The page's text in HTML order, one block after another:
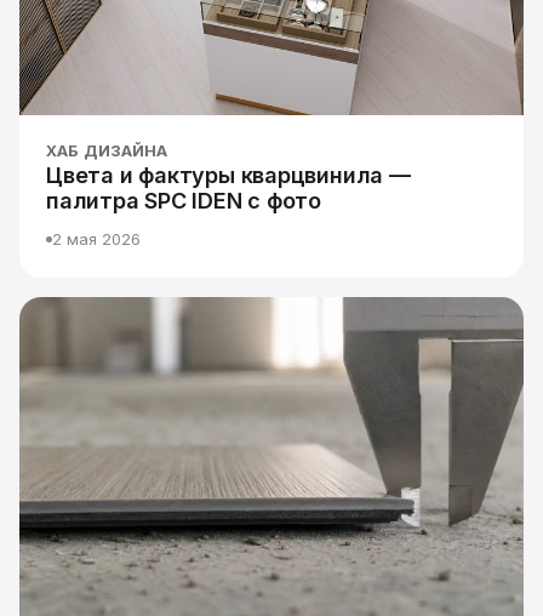
ХАБ ДИЗАЙНА
Цвета и фактуры кварцвинила —
палитра SPC IDEN с фото
2 мая 2026